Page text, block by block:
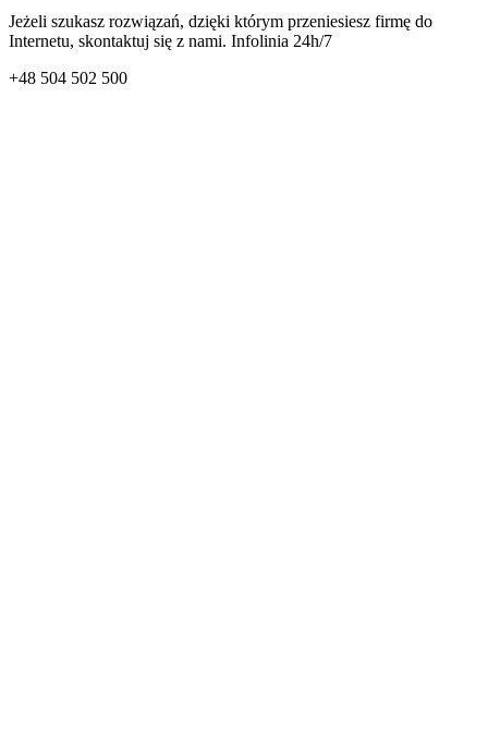
Jeżeli szukasz rozwiązań, dzięki którym przeniesiesz firmę do
Internetu, skontaktuj się z nami. Infolinia 24h/7
+48 504 502 500